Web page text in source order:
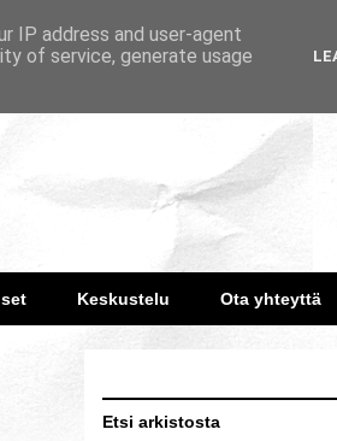
Keskustelu Ota yhteyttä
Etsi arkistosta
IP address and user-agent
of service, generate usage